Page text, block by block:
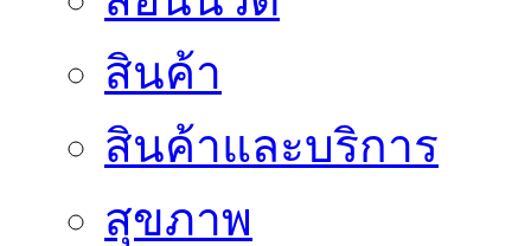
สินค้า
สินค้าและบริการ
สุขภาพ